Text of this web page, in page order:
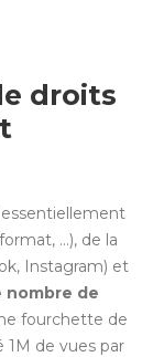
droits
…), de la
Instagram) et
nombre de
fourchette de
1M de vues par